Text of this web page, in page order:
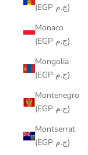
(EGP ج.م)
Monaco
(EGP ج.م)
Mongolia
(EGP ج.م)
Montenegro
(EGP ج.م)
Montserrat
(EGP ج.م)